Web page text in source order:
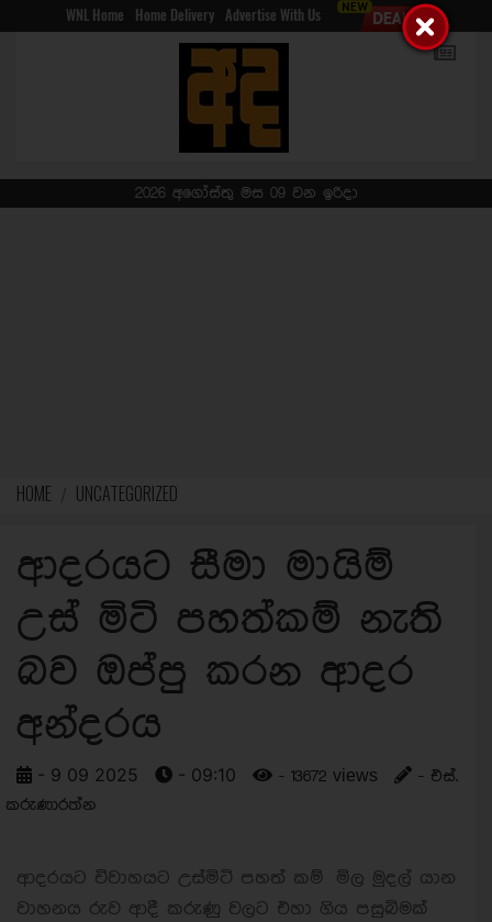
WNL Home Home Delivery Advertise With Us
2026 අගෝස්තු මස 09 වන ඉරිදා
HOME UNCATEGORIZED
ආදරයට සීමා මායිම්
උස් මිටි පහත්කම් නැති
බව ඔප්පු කරන ආදර
අන්දරය
- 9 09 2025 - 09:10 - 13672 views
- එස්.
කරුණාරත්න
ආදරයට විවාහයට උස්මිටි පහත් කම් මිල මුදල් යාන
වාහනය රුව ආදී කරුණු වලට එහා ගිය පසුබිමක්